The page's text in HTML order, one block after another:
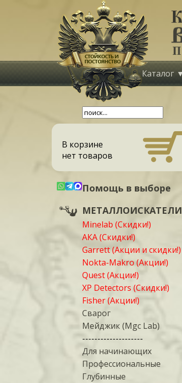
Каталог
В корзине
нет товаров
Помощь в выборе
МЕТАЛЛОИСКАТЕЛИ
Minelab (Скидки!)
АКА (Скидки!)
Garrett (Акции и скидки!)
Nokta-Makro (Акции!)
Quest (Акции!)
XP Detectors (Скидки!)
Fisher (Акции!)
Сварог
Мейджик (Mgc Lab)
--------------------
Для начинающих
Профессиональные
Глубинные